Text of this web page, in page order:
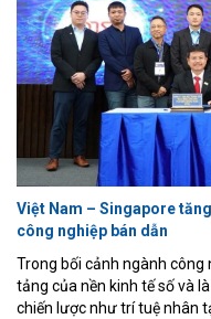
Việt Nam – Singapore
công nghiệp bán dẫn
Trong bối cảnh ngành công
tảng của nền kinh tế số và
chiến lược như trí tuệ nhân